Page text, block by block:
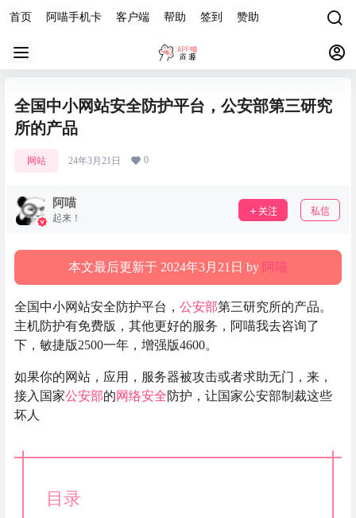
首页 阿喵手机卡 客户端 帮助 签到 赞助
全国中小网站安全防护平台，公安部第三研究
所的产品
网站 24年3月21日 0
阿喵
起来！
关注 私信
本文最后更新于 2024年3月21日 by 阿喵
全国中小网站安全防护平台， 公安部第三研究所的产品。
主机防护有免费版，其他更好的服务，阿喵我去咨询了
下，敏捷版2500一年，增强版4600。
如果你的网站，应用，服务器被攻击或者求助无门，来，
接入国家公安部的网络安全防护，让国家公安部制裁这些
坏人
目录